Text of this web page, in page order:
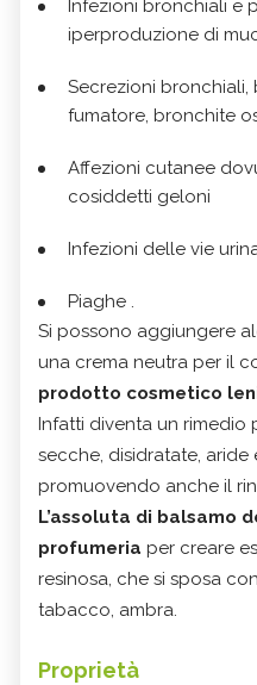
Infezioni bronchiali e
iperproduzione di
Secrezioni
fumatore, bronchite
Affezioni cutanee
cosiddetti geloni
Infezioni delle vie
Piaghe .
Si possono aggiungere
una crema neutra per il
prodotto cosmetico
Infatti diventa un rimedio
secche, disidratate, aride
promuovendo anche il
L’assoluta di balsamo
profumeria per creare
resinosa, che si sposa
tabacco, ambra.
Proprietà